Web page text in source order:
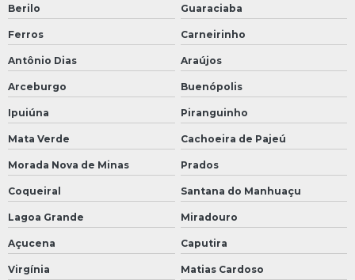
Berilo Guaraciaba
Ferros Carneirinho
Antônio Dias Araújos
Arceburgo Buenópolis
Ipuiúna Piranguinho
Mata Verde Cachoeira de Pajeú
Morada Nova de Minas Prados
Coqueiral Santana do Manhuaçu
Lagoa Grande Miradouro
Açucena Caputira
Virgínia Matias Cardoso